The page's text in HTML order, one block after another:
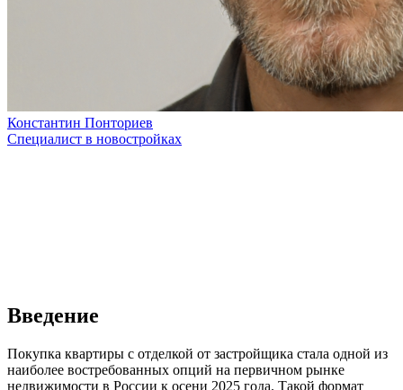
Константин Понториев
Специалист в новостройках
Введение
Покупка квартиры с отделкой от застройщика стала одной из
наиболее востребованных опций на первичном рынке
недвижимости в России к осени 2025 года. Такой формат